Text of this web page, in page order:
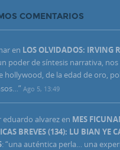
COMENTARIOS
en LOS OLVIDADOS: IRVING
poder de síntesis narrativa, nos
hollywood, de la edad de oro,
” Ago 5, 13:49
eduardo alvarez en MES
BREVES (134): LU BIAN YE
: “una auténtica perla… una